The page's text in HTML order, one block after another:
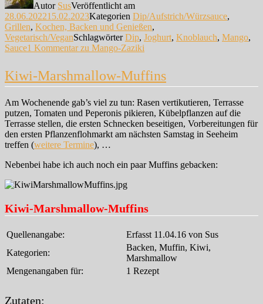
Autor SusVeröffentlicht am
28.06.202215.02.2023Kategorien Dip/Aufstrich/Würzsauce,
Grillen, Kochen, Backen und Genießen,
Vegetarisch/VeganSchlagwörterDip, Joghurt, Knoblauch, Mango,
Sauce1 Kommentarzu Mango-Zaziki
Kiwi-Marshmallow-Muffins
Am Wochenende gab’s viel zu tun: Rasen vertikutieren, Terrasse
putzen, Tomaten und Peperonis pikieren, Kübelpflanzen auf die
Terrasse stellen, die ersten Schnecken beseitigen, Vorbereitungen für
den ersten Pflanzenflohmarkt am nächsten Samstag in Seeheim
treffen (weitere Termine), …
Nebenbei habe ich auch noch ein paar Muffins gebacken:
Kiwi-Marshmallow-Muffins
Quellenangabe:
Erfasst 11.04.16 von Sus
Kategorien:
Backen, Muffin, Kiwi,
Marshmallow
Mengenangaben für:
1 Rezept
Zutaten: